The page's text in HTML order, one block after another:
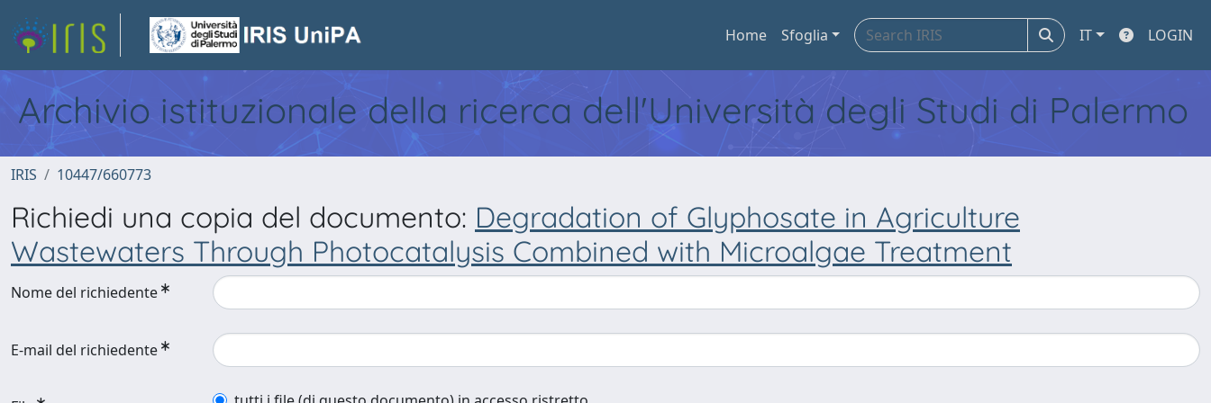
Home Sfoglia IT LOGIN
Archivio istituzionale della ricerca dell'Università degli Studi di Palermo
IRIS 10447/660773
Richiedi una copia del documento: Degradation of Glyphosate in Agriculture
Wastewaters Through Photocatalysis Combined with Microalgae Treatment
Nome del richiedente
E-mail del richiedente